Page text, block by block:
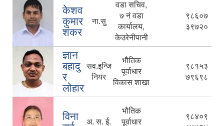
केशव
कुमार
शंकर
ना.सु
वडा सचिव,
७ नं वडा
कार्यालय,
केउरेनीपानी
९८६०७
३९७२०
ज्ञान
बहादु
र
लोहार
सव.इन्जि
नियर
भौतिक
पूर्वाधार
विकास शाखा
९८१५३
७९६९८
विना
अ. स. ई.
भौतिक
पूर्वाधार
९८४०९